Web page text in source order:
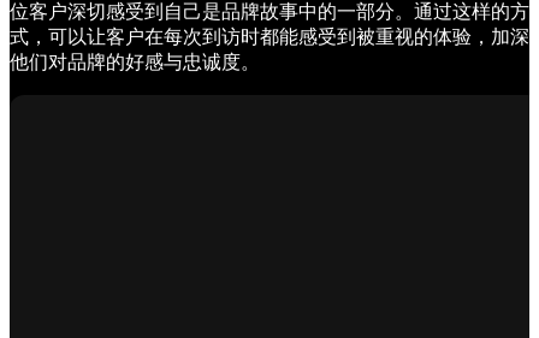
位客户深切感受到自己是品牌故事中的一部分。通过这样的方
式，可以让客户在每次到访时都能感受到被重视的体验，加深
他们对品牌的好感与忠诚度。